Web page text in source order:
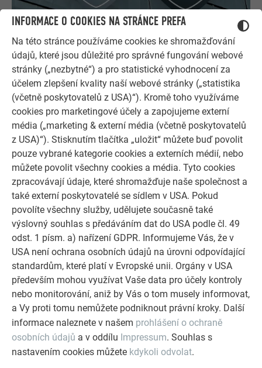
INFORMACE O COOKIES NA STRÁNCE PREFA
Na této stránce používáme cookies ke shromažďování
údajů, které jsou důležité pro správné fungování webové
stránky („nezbytné“) a pro statistické vyhodnocení za
účelem zlepšení kvality naší webové stránky („statistika
(včetně poskytovatelů z USA)“). Kromě toho využíváme
cookies pro marketingové účely a zapojujeme externí
média („marketing & externí média (včetně poskytovatelů
z USA)“). Stisknutím tlačítka „uložit“ můžete buď povolit
pouze vybrané kategorie cookies a externích médií, nebo
můžete povolit všechny cookies a média. Tyto cookies
zpracovávají údaje, které shromažďuje naše společnost a
také externí poskytovatelé se sídlem v USA. Pokud
povolíte všechny služby, udělujete současně také
výslovný souhlas s předáváním dat do USA podle čl. 49
odst. 1 písm. a) nařízení GDPR. Informujeme Vás, že v
USA není ochrana osobních údajů na úrovni odpovídající
standardům, které platí v Evropské unii. Orgány v USA
především mohou využívat Vaše data pro účely kontroly
nebo monitorování, aniž by Vás o tom musely informovat,
a Vy proti tomu nemůžete podniknout právní kroky. Další
informace naleznete v našem prohlášení o ochraně
osobních údajů a v oddílu Impressum. Souhlas s
nastavením cookies můžete kdykoli odvolat.
Jistota správného rozhodnutí
Poskytujeme záruku až 40 let na materiál a barvu. Informujte
se nebo si vyžádejte zdarma svůj záruční certifikát.
VYŽÁDAT NYNÍ
Objednat prospekty zdarma
Střecha, fasáda, solár, odvodnění střechy & protipovodňová
ochrana – s hliníkovými výrobky PREFA bude Váš dům nejen
dobře vypadat, ale bude také dobře chráněn.